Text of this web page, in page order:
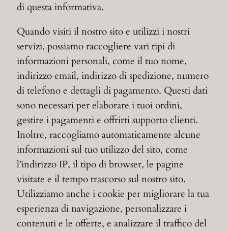
di questa informativa.
Quando visiti il nostro sito e utilizzi i nostri
servizi, possiamo raccogliere vari tipi di
informazioni personali, come il tuo nome,
indirizzo email, indirizzo di spedizione, numero
di telefono e dettagli di pagamento. Questi dati
sono necessari per elaborare i tuoi ordini,
gestire i pagamenti e offrirti supporto clienti.
Inoltre, raccogliamo automaticamente alcune
informazioni sul tuo utilizzo del sito, come
l’indirizzo IP, il tipo di browser, le pagine
visitate e il tempo trascorso sul nostro sito.
Utilizziamo anche i cookie per migliorare la tua
esperienza di navigazione, personalizzare i
contenuti e le offerte, e analizzare il traffico del